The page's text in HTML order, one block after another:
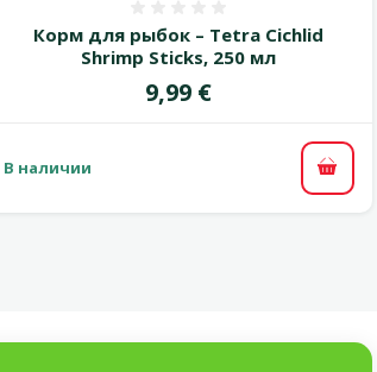
Корм для рыбок – Tetra Cichlid
Shrimp Sticks, 250 мл
Цена
9,99 €
В наличии В